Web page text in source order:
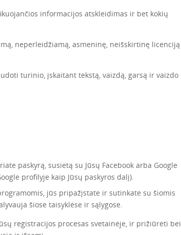
informacijos atskleidimas ir bet kokių
neperleidžiamą, asmeninę, neišskirtinę licenciją
turinio, įskaitant tekstą, vaizdą, garsą ir vaizdo
paskyrą, susietą su Jūsų Facebook arba Google
profilyje kaip Jūsų paskyros dalį).
jūs pripažįstate ir sutinkate su šiomis
šiose taisyklėse ir sąlygose.
registracijos procesas svetainėje, ir prižiūrėti bei